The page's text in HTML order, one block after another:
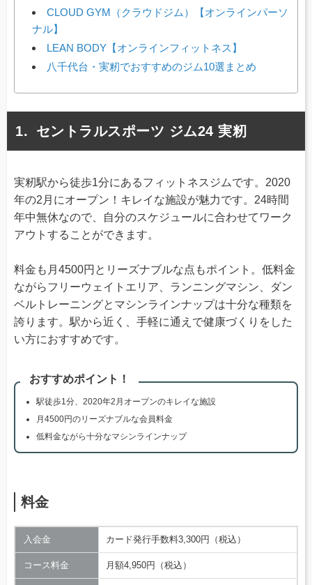
CLOUD GYM（クラウドジム）【オンラインパーソ
ナル】
LEAN BODY【オンラインフィットネス】
八千代台・実籾でおすすめのジム10選まとめ
セントラルスポーツ ジム24 実籾
実籾駅から徒歩1分にあるフィットネスジムです。2020
年の2月にオープン！キレイな施設が魅力です。24時間
年中無休なので、自分のスケジュールに合わせてワーク
アウトすることができます。
料金も月4500円とリーズナブルな点もポイント。低料金
ながらフリーウェイトエリア、ランニングマシン、ダン
ベルトレーニングとマシンラインナップは十分な種類を
誇ります。駅から近く、手軽に通えで健康づくりをした
い方におすすめです。
おすすめポイント！
駅徒歩1分、2020年2月オープンのキレイな施設
月4500円のリーズナブルな会員料金
低料金ながら十分なマシンラインナップ
料金
入会金 カード発行手数料3,300円（税込）
コース料金 月額4,950円（税込）